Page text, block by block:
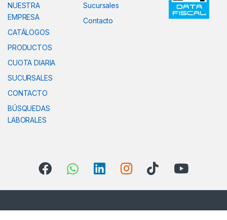
NUESTRA
EMPRESA
CATÁLOGOS
PRODUCTOS
CUOTA DIARIA
SUCURSALES
CONTACTO
BÚSQUEDAS
LABORALES
Sucursales
Contacto